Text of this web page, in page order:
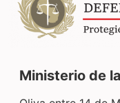
Ministerio de